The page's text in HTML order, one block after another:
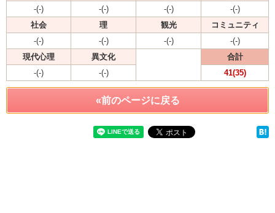
-(-)
-(-) -(-)
-(-)
社会
理 観光
コミュニティ
-(-)
-(-) -(-)
-(-)
現代心理
異文化
合計
-(-)
-(-) 41(35)
«前のページに戻る